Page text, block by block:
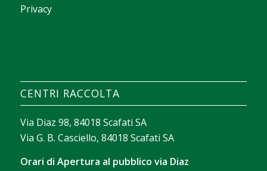
Privacy
construire un texte court sur les filtres de
recherche, le tri des jeux et les outils qui facilitent
l’exploration sans perdre de temps.
CENTRI RACCOLTA
Via Diaz 98, 84018 Scafati SA
Via G. B. Casciello, 84018 Scafati SA
Orari di Apertura al pubblico via Diaz